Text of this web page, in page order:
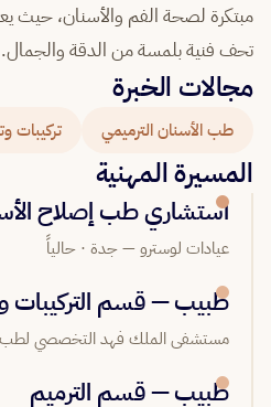
مبتكرة لصحة الفم والأسنان، حيث
تحف فنية بلمسة من الدقة والجمال.
مجالات الخبرة
طب الأسنان الترميمي تركيبات
المسيرة المهنية
استشاري طب إصلاح
عيادات لوسترو — جدة · حالياً
طبيب — قسم التركيبات
مستشفى الملك فهد التخصصي لطب
طبيب — قسم الترميم